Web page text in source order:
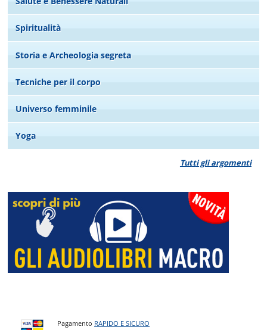
Spiritualità
Storia e Archeologia segreta
Tecniche per il corpo
Universo femminile
Yoga
Tutti gli argomenti
Pagamento RAPIDO E SICURO